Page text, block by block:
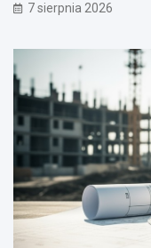
7 sierpnia 2026